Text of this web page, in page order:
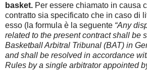
basket. Per essere chiamato in causa
contratto sia specificato che in caso di
esso (la formula è la seguente “Any
related to the present contract shall be
Basketball Arbitral Tribunal (BAT) in
and shall be resolved in accordance
Rules by a single arbitrator appointed